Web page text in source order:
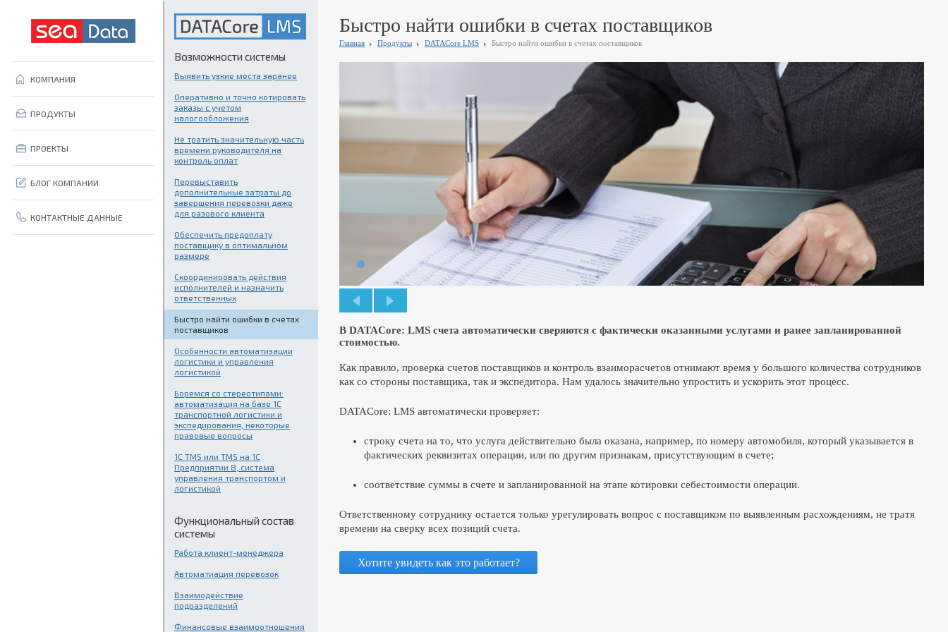
КОМПАНИЯ
ПРОДУКТЫ
ПРОЕКТЫ
БЛОГ КОМПАНИИ
КОНТАКТНЫЕ ДАННЫЕ
Возможности системы
Выявить узкие места заранее
Оперативно и точно котировать
заказы с учетом
налогообложения
Не тратить значительную часть
времени руководителя на
контроль оплат
Перевыставить
дополнительные затраты до
завершения перевозки даже
для разового клиента
Обеспечить предоплату
поставщику в оптимальном
размере
Скоординировать действия
исполнителей и назначить
ответственных
Быстро найти ошибки в счетах
поставщиков
Особенности автоматизации
логистики и управления
логистикой
Боремся со стереотипами:
автоматизация на базе 1С
транспортной логистики и
экспедирования, некоторые
правовые вопросы
1C TMS или TMS на 1С
Предприятии 8, система
управления транспортом и
логистикой
Функциональный состав
системы
Работа клиент-менеджера
Автоматиация перевозок
Взаимодействие
подразделений
Финансовые взаимоотношения
Быстро найти ошибки в счетах поставщиков
Главная Продукты DATACore LMS Быстро найти ошибки в счетах поставщиков
В DATACore: LMS счета автоматически сверяются с фактически оказанными услугами и ранее запланированной
стоимостью.
Как правило, проверка счетов поставщиков и контроль взаиморасчетов отнимают время у большого количества сотрудников
как со стороны поставщика, так и экспедитора. Нам удалось значительно упростить и ускорить этот процесс.
DATACore: LMS автоматически проверяет:
строку счета на то, что услуга действительно была оказана, например, по номеру автомобиля, который указывается в
фактических реквизитах операции, или по другим признакам, присутствующим в счете;
соответствие суммы в счете и запланированной на этапе котировки себестоимости операции.
Ответственному сотруднику остается только урегулировать вопрос с поставщиком по выявленным расхождениям, не тратя
времени на сверку всех позиций счета.
Хотите увидеть как это работает?